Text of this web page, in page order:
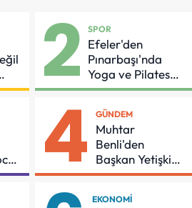
2 SPOR
Efeler'den
Pınarbaşı'nda
Yoga ve Pilates
Buluşması
4 GÜNDEM
Muhtar
Benli'den
Başkan Yetişkin'e
Teşekkür
EKONOMI